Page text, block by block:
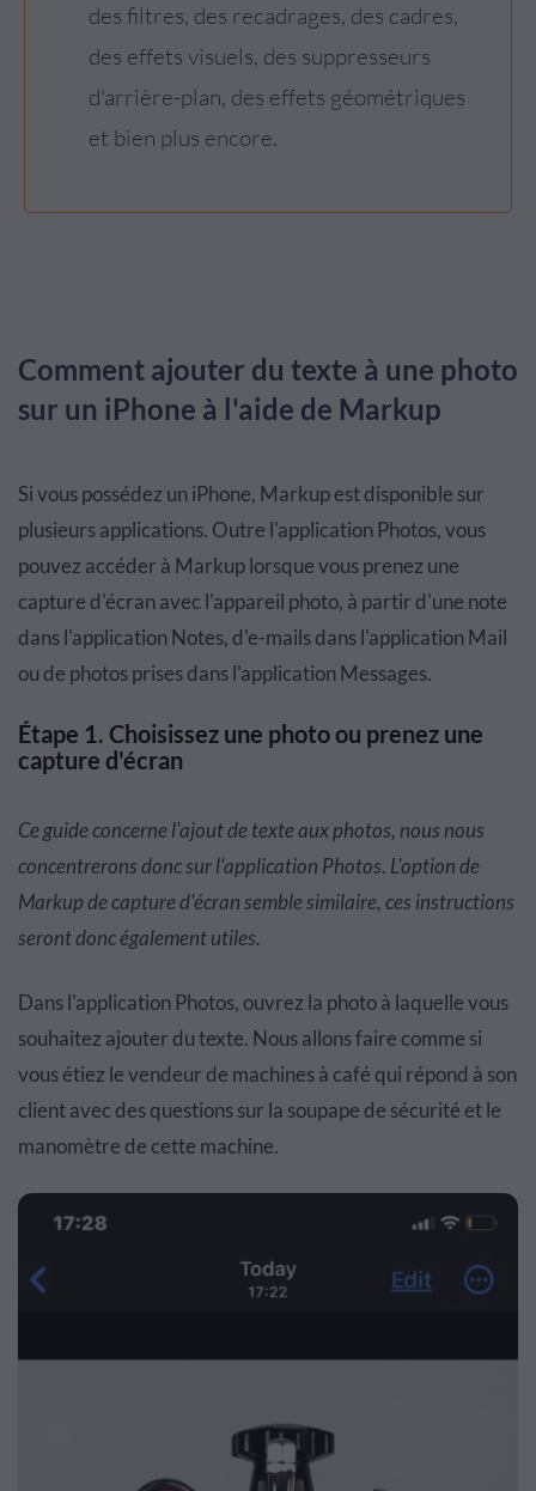
des filtres, des recadrages, des cadres,
des effets visuels, des suppresseurs
d'arrière-plan, des effets géométriques
et bien plus encore.
Comment ajouter du texte à une photo
sur un iPhone à l'aide de Markup
Si vous possédez un iPhone, Markup est disponible sur
plusieurs applications. Outre l'application Photos, vous
pouvez accéder à Markup lorsque vous prenez une
capture d'écran avec l'appareil photo, à partir d'une note
dans l'application Notes, d'e-mails dans l'application Mail
ou de photos prises dans l'application Messages.
Étape 1. Choisissez une photo ou prenez une
capture d'écran
Ce guide concerne l'ajout de texte aux photos, nous nous
concentrerons donc sur l'application Photos. L'option de
Markup de capture d'écran semble similaire, ces instructions
seront donc également utiles.
Dans l'application Photos, ouvrez la photo à laquelle vous
souhaitez ajouter du texte. Nous allons faire comme si
vous étiez le vendeur de machines à café qui répond à son
client avec des questions sur la soupape de sécurité et le
manomètre de cette machine.